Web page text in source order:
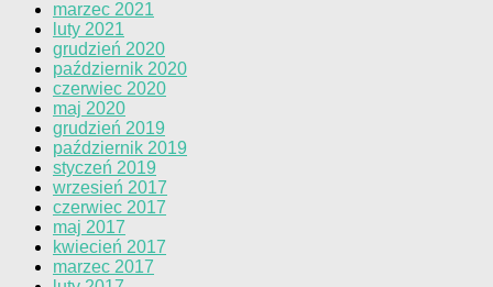
marzec 2021
luty 2021
grudzień 2020
październik 2020
czerwiec 2020
maj 2020
grudzień 2019
październik 2019
styczeń 2019
wrzesień 2017
czerwiec 2017
maj 2017
kwiecień 2017
marzec 2017